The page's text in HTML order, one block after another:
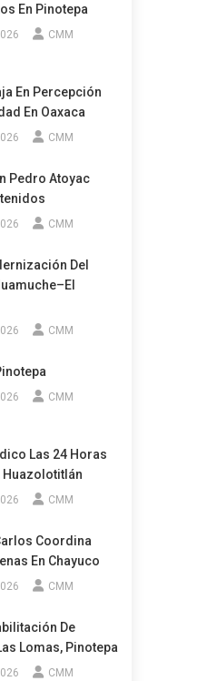
En Pinotepa
CMM
En Percepción
En Oaxaca
CMM
Pedro Atoyac
CMM
Del
CMM
CMM
Las 24 Horas
Huazolotitlán
CMM
Coordina
En Chayuco
CMM
De
Lomas, Pinotepa
CMM